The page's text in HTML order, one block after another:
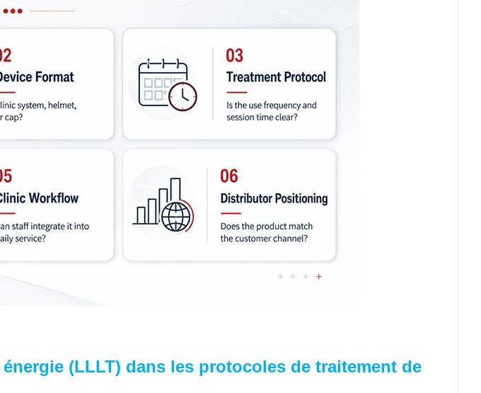
(LLLT) dans les protocoles de traitement de